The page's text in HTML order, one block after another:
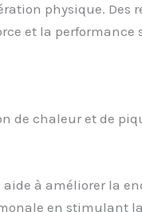
physique. Des
et la performance
de chaleur et de
à améliorer la
en stimulant